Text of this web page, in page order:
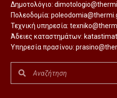
Δημοτολόγιο:
Πολεοδομία:
Τεχνική υπηρεσία:
Άδειες καταστημάτων:
Υπηρεσία πρασίνου: